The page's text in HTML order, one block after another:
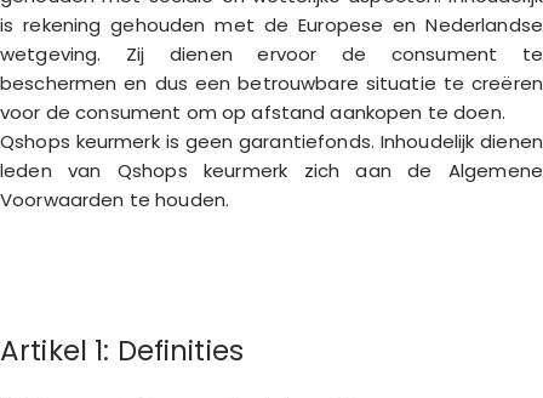
is rekening gehouden met de Europese en Nederlandse
wetgeving. Zij dienen ervoor de consument te
beschermen en dus een betrouwbare situatie te creëren
voor de consument om op afstand aankopen te doen.
Qshops keurmerk is geen garantiefonds. Inhoudelijk dienen
leden van Qshops keurmerk zich aan de Algemene
Voorwaarden te houden.
Artikel 1: Definities